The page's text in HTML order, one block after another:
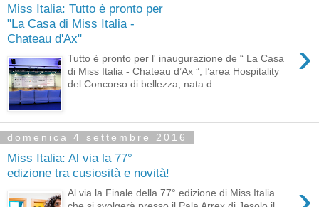
Miss Italia: Tutto è pronto per
"La Casa di Miss Italia -
Chateau d'Ax"
›
Tutto è pronto per l' inaugurazione de “ La Casa
di Miss Italia - Chateau d’Ax ”, l’area Hospitality
del Concorso di bellezza, nata d...
domenica 4 settembre 2016
Miss Italia: Al via la 77°
edizione tra cusiosità e novità!
Al via la Finale della 77° edizione di Miss Italia